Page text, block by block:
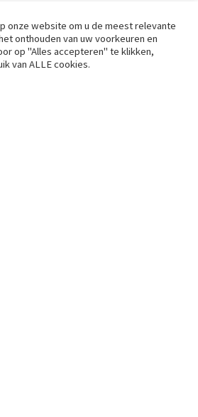
onze website om u de meest relevante
onthouden van uw voorkeuren en
op "Alles accepteren" te klikken,
van ALLE cookies.